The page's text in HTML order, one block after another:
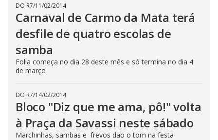
DO R7/11/02/2014
Carnaval de Carmo da Mata terá
desfile de quatro escolas de
samba
Folia começa no dia 28 deste mês e só termina no dia 4
de março
DO R7/14/02/2014
Bloco "Diz que me ama, pô!" volta
à Praça da Savassi neste sábado
Marchinhas, sambas e frevos dão o tom na festa